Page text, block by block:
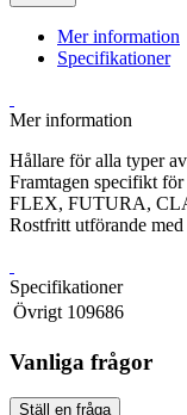
Mer information
Specifikationer
Mer information
Hållare för alla typer
Framtagen specifikt
FLEX, FUTURA,
Rostfritt utförande
Specifikationer
Övrigt 109686
Vanliga frågor
Ställ en fråga